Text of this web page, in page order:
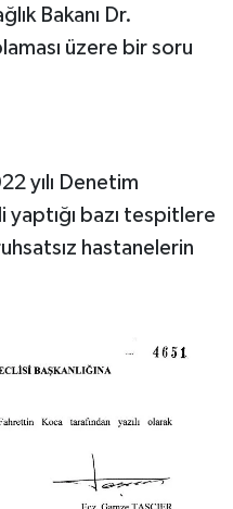
Bakanı Dr.
üzere bir soru
yılı Denetim
yaptığı bazı tespitlere
hastanelerin